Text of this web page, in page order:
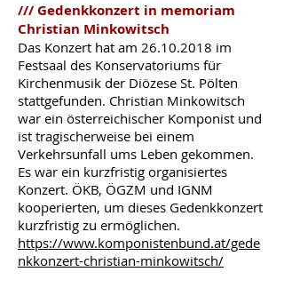
/// Gedenkkonzert in memoriam
Christian Minkowitsch
Das Konzert hat am 26.10.2018 im
Festsaal des Konservatoriums für
Kirchenmusik der Diözese St. Pölten
stattgefunden. Christian Minkowitsch
war ein österreichischer Komponist und
ist tragischerweise bei einem
Verkehrsunfall ums Leben gekommen.
Es war ein kurzfristig organisiertes
Konzert. ÖKB, ÖGZM und IGNM
kooperierten, um dieses Gedenkkonzert
kurzfristig zu ermöglichen.
https://www.komponistenbund.at/gede
nkkonzert-christian-minkowitsch/